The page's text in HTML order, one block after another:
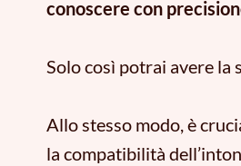
conoscere con
Solo così potrai avere
Allo stesso modo, è
la compatibilità